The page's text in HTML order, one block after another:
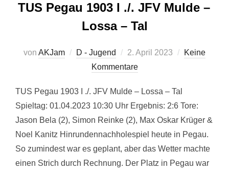
TUS Pegau 1903 I ./. JFV Mulde –
Lossa – Tal
von AKJam D - Jugend
Veröffentlicht
am
2. April 2023
Keine
Kommentare
TUS Pegau 1903 I ./. JFV Mulde – Lossa – Tal
Spieltag: 01.04.2023 10:30 Uhr Ergebnis: 2:6 Tore:
Jason Bela (2), Simon Reinke (2), Max Oskar Krüger &
Noel Kanitz Hinrundennachholespiel heute in Pegau.
So zumindest war es geplant, aber das Wetter machte
einen Strich durch Rechnung. Der Platz in Pegau war